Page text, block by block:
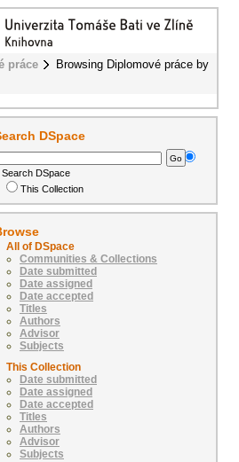
práce
Browsing Diplomové práce by
DSpace
Search DSpace
This Collection
All of DSpace
Communities & Collections
Date submitted
Date assigned
Date accepted
Titles
Authors
Advisor
Subjects
This Collection
Date submitted
Date assigned
Date accepted
Titles
Authors
Advisor
Subjects